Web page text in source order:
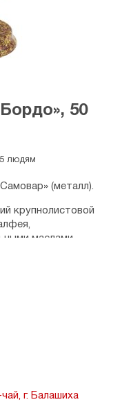
50
5 людям
(металл).
крупнолистовой
маслами
г. Балашиха